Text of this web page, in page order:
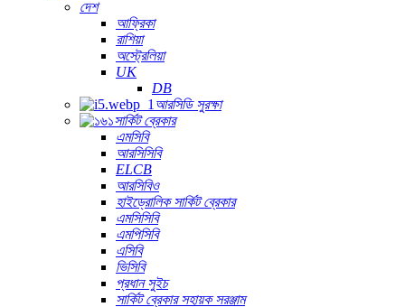
দেশ
আফ্রিকা
রাশিয়া
অস্ট্রেলিয়া
UK
DB
আরসিডি সুরক্ষা
সার্কিট ব্রেকার
এমসিবি
আরসিসিবি
ELCB
আরসিবিও
হাইড্রোলিক সার্কিট ব্রেকার
এমসিসিবি
এমপিসিবি
এসিবি
ভিসিবি
প্রধান সুইচ
সার্কিট ব্রেকার সহায়ক সরঞ্জাম